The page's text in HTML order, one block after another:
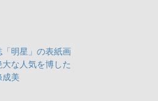
「明星」の表紙画
大な人気を博した
成美